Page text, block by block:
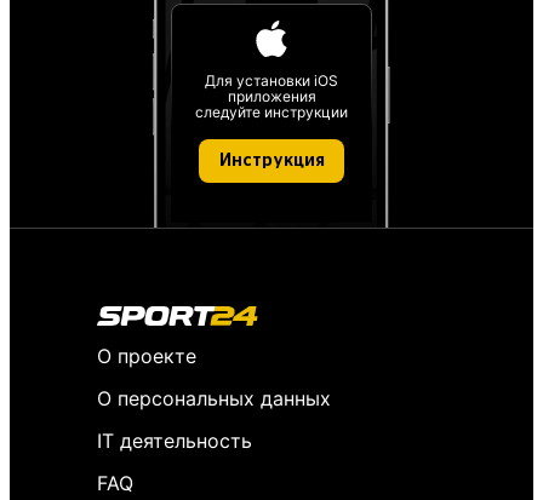
Для установки iOS
приложения
следуйте инструкции
Инструкция
О проекте
О персональных данных
IT деятельность
FAQ